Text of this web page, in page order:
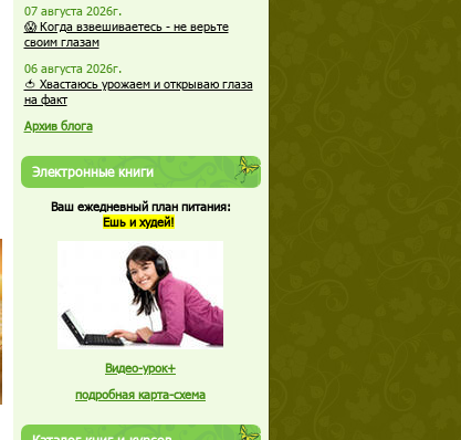
07 августа 2026г.
😱 Когда взвешиваетесь - не верьте
своим глазам
06 августа 2026г.
🍅 Хвастаюсь урожаем и открываю глаза
на факт
Архив блога
Электронные книги
Ваш ежедневный план питания:
Ешь и худей!
Видео-урок+
подробная карта-схема